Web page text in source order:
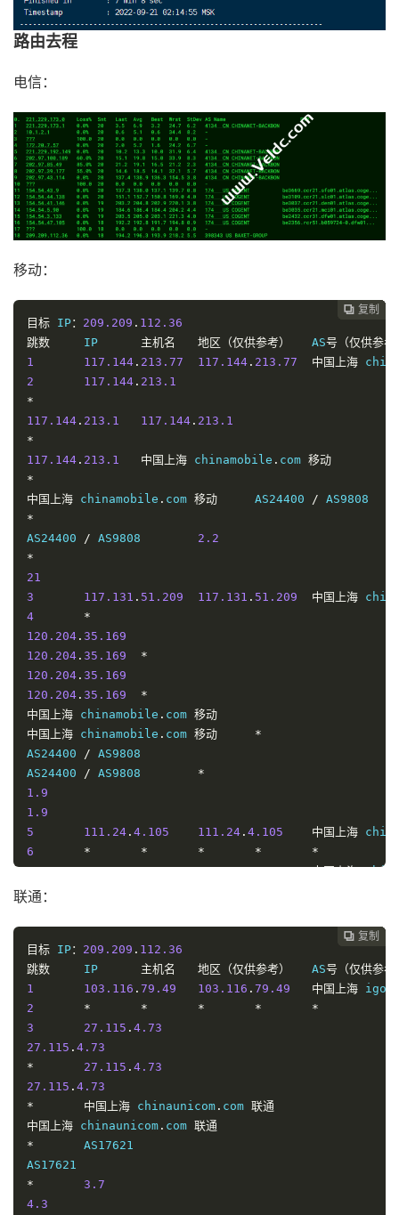
路由去程
电信：
移动：
 复制
 复制
 复制
 复制
 复制
目标 IP： 209.209 . 112.36
跳数
主机名 地区（仅供参考）
	AS
号（仅供参考
1
117.144 . 213.77 117.144 . 213.77 中国上海
2
117.144 . 213.1
*
117.144 . 213.1 117.144 . 213.1
*
117.144 . 213.1 中国上海 chinamobile . com 移动
*
中国上海 chinamobile . com 移动
	AS24400
/
*
AS24400
/
2.2
*
21
3
117.131 . 51.209 117.131 . 51.209 中国上海
4
*
120.204 . 35.169
120.204 . 35.169
*
120.204 . 35.169
120.204 . 35.169
*
中国上海 chinamobile . com 移动
中国上海 chinamobile . com 移动
*
AS24400
/ AS9808
AS24400
/
*
1.9
1.9
5
111.24 . 4.105 111.24 . 4.105 中国上海
6
* * * *
*
7
221.183.89.34 221.183.89.34 中国上海
8
221.183.89.177
*
*
221.183
89.177
*
*
中国上海
chinamobile 移动
*
*
AS9808 *
*
42.5
9
223.120 .12.133 223.120 .12.133
10
223.120.6.218 223.120
11
38.104.
38.104.
38.104
85.161
38.104
联通：
 复制
 复制
 复制
 复制
目标 IP： 209.209 . 112.36
跳数
主机名 地区（仅供参考）
	AS
号（仅供参考
1
103.116 . 79.49 103.116 . 79.49 中国上海
2
* * * *
*
3
27.115 . 4.73
27.115 . 4.73
*
27.115 . 4.73
27.115 . 4.73
*
中国上海 chinaunicom . com 联通
中国上海 chinaunicom . com 联通
*
*
3.7
4.3